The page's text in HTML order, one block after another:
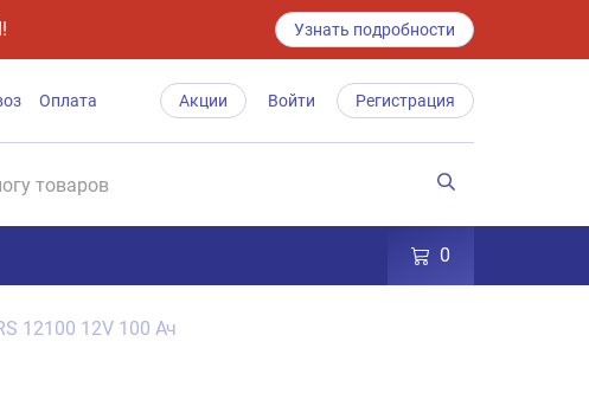
Узнать подробности
Оплата Акции Войти Регистрация
0
12100 12V 100 Ач